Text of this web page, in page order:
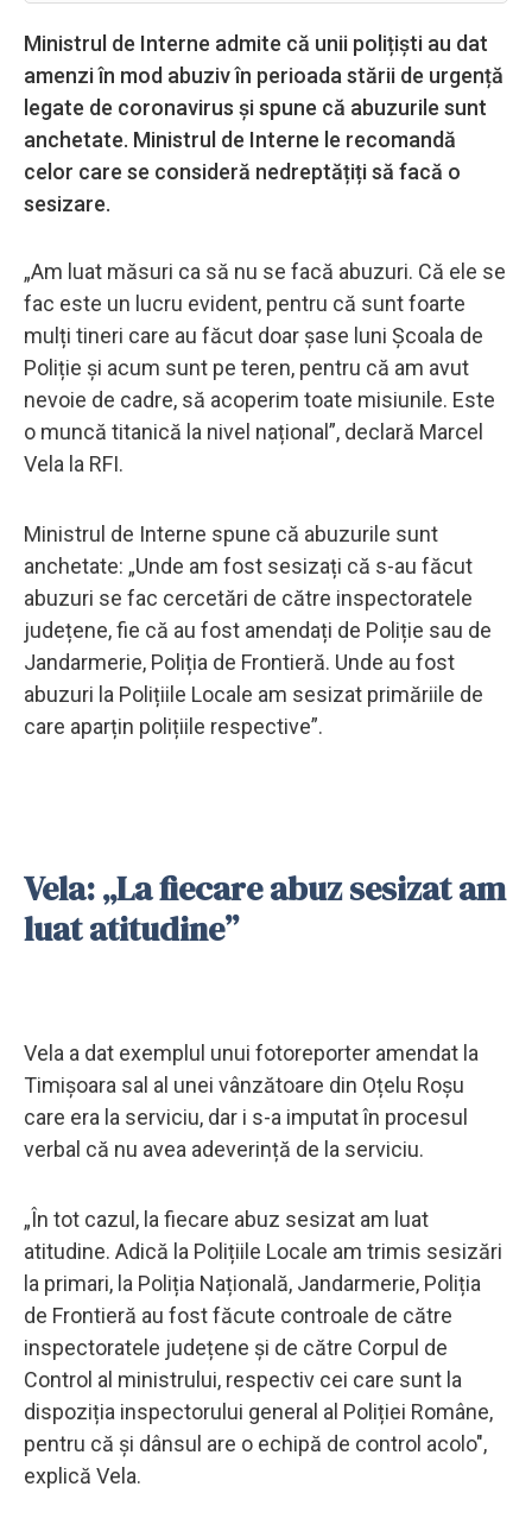
Ministrul de Interne admite că unii polițiști au dat
amenzi în mod abuziv în perioada stării de urgență
legate de coronavirus și spune că abuzurile sunt
anchetate. Ministrul de Interne le recomandă
celor care se consideră nedreptățiți să facă o
sesizare.
„Am luat măsuri ca să nu se facă abuzuri. Că ele se
fac este un lucru evident, pentru că sunt foarte
mulți tineri care au făcut doar șase luni Școala de
Poliție și acum sunt pe teren, pentru că am avut
nevoie de cadre, să acoperim toate misiunile. Este
o muncă titanică la nivel național”, declară Marcel
Vela la RFI.
Ministrul de Interne spune că abuzurile sunt
anchetate: „Unde am fost sesizați că s-au făcut
abuzuri se fac cercetări de către inspectoratele
județene, fie că au fost amendați de Poliție sau de
Jandarmerie, Poliția de Frontieră. Unde au fost
abuzuri la Polițiile Locale am sesizat primăriile de
care aparțin polițiile respective”.
Vela: „La fiecare abuz sesizat am
luat atitudine”
Vela a dat exemplul unui fotoreporter amendat la
Timișoara sal al unei vânzătoare din Oțelu Roșu
care era la serviciu, dar i s-a imputat în procesul
verbal că nu avea adeverință de la serviciu.
„În tot cazul, la fiecare abuz sesizat am luat
atitudine. Adică la Polițiile Locale am trimis sesizări
la primari, la Poliția Națională, Jandarmerie, Poliția
de Frontieră au fost făcute controale de către
inspectoratele județene și de către Corpul de
Control al ministrului, respectiv cei care sunt la
dispoziția inspectorului general al Poliției Române,
pentru că și dânsul are o echipă de control acolo",
explică Vela.